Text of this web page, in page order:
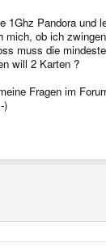
1Ghz Pandora und
mich, ob ich
muss die
will 2 Karten ?
Fragen im
)